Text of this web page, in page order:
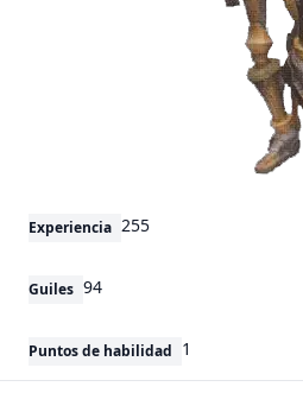
Experiencia 255
Guiles 94
Puntos de habilidad 1